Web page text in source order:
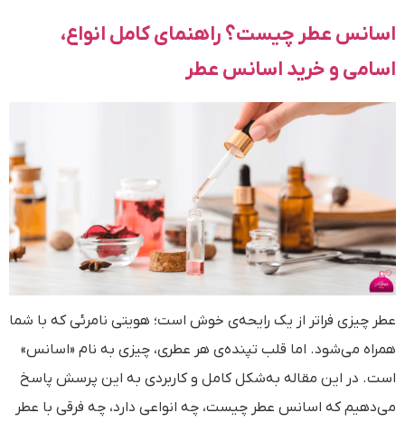
اسانس عطر چیست؟ راهنمای کامل انواع،
اسامی و خرید اسانس عطر
عطر چیزی فراتر از یک رایحه‌ی خوش است؛ هویتی نامرئی که با شما
همراه می‌شود. اما قلب تپنده‌ی هر عطری، چیزی به نام «اسانس»
است. در این مقاله به‌شکل کامل و کاربردی به این پرسش پاسخ
می‌دهیم که اسانس عطر چیست، چه انواعی دارد، چه فرقی با عطر